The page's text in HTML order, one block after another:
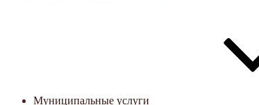
Муниципальные услуги